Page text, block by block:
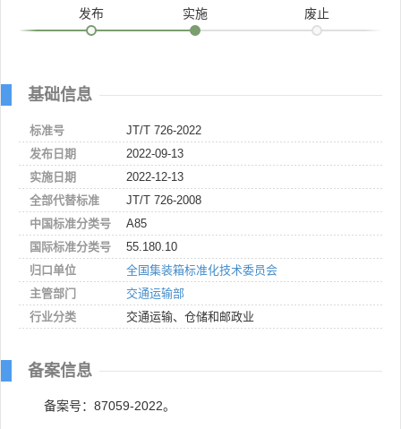
发布 实施 废止
基础信息
标准号
JT/T 726-2022
发布日期
2022-09-13
实施日期
2022-12-13
全部代替标准
JT/T 726-2008
中国标准分类号
A85
国际标准分类号
55.180.10
归口单位
全国集装箱标准化技术委员会
主管部门
交通运输部
行业分类
交通运输、仓储和邮政业
备案信息
备案号：87059-2022。